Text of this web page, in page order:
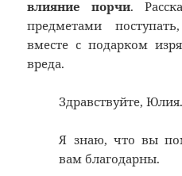
влияние порчи.
предметами
вместе с подарком
вреда.
Здравствуйте,
Я знаю, что вы
вам благодарны.